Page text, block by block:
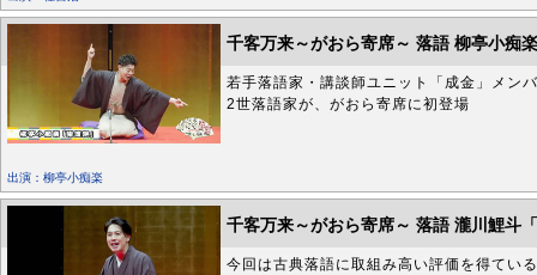
千客万来～がおら寄席～ 落語 柳亭小痴
若手落語家・講談師ユニット「成金」メン
2世落語家が、がおら寄席に初登場
出演：柳亭小痴楽
千客万来～がおら寄席～ 落語 瀧川鯉斗
今回は古典落語に取組み高い評価を得てい